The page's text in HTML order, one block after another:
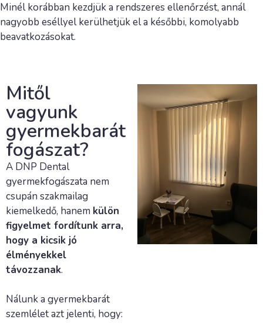
Minél korábban kezdjük a rendszeres ellenőrzést, annál
nagyobb eséllyel kerülhetjük el a későbbi, komolyabb
beavatkozásokat.
Mitől
vagyunk
gyermekbarát
fogászat?
A DNP Dental
gyermekfogászata nem
csupán szakmailag
kiemelkedő, hanem külön
figyelmet fordítunk arra,
hogy a kicsik jó
élményekkel
távozzanak.
Nálunk a gyermekbarát
szemlélet azt jelenti, hogy: